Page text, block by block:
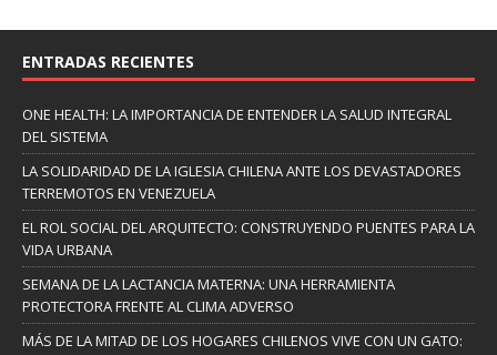
ENTRADAS RECIENTES
ONE HEALTH: LA IMPORTANCIA DE ENTENDER LA SALUD INTEGRAL
DEL SISTEMA
LA SOLIDARIDAD DE LA IGLESIA CHILENA ANTE LOS DEVASTADORES
TERREMOTOS EN VENEZUELA
EL ROL SOCIAL DEL ARQUITECTO: CONSTRUYENDO PUENTES PARA LA
VIDA URBANA
SEMANA DE LA LACTANCIA MATERNA: UNA HERRAMIENTA
PROTECTORA FRENTE AL CLIMA ADVERSO
MÁS DE LA MITAD DE LOS HOGARES CHILENOS VIVE CON UN GATO: